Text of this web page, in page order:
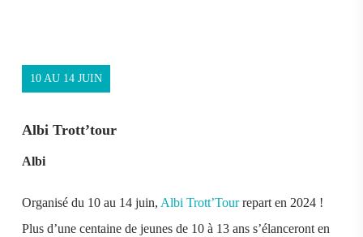
10 AU 14 JUIN
Albi Trott’tour
Albi
Organisé du 10 au 14 juin, Albi Trott’Tourrepart en 2024 !
Plus d’une centaine de jeunes de 10 à 13 ans s’élanceront en